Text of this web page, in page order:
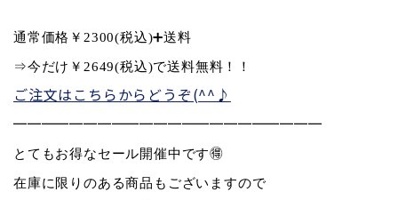
通常価格￥2300(税込)➕送料
⇒今だけ￥2649(税込)で送料無料！！
ご注文はこちらからどうぞ(^^♪
━━━━━━━━━━━━━━━━━━━━━━
とてもお得なセール開催中です🉐
在庫に限りのある商品もございますので